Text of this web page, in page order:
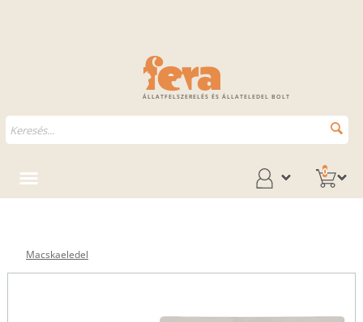
ÁLLATFELSZERELÉS ÉS ÁLLATELEDEL BOLT
0
Macskaeledel